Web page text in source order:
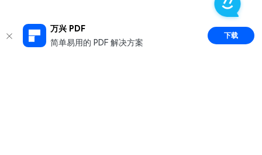
万兴 PDF
简单易用的 PDF 解决方案
下载